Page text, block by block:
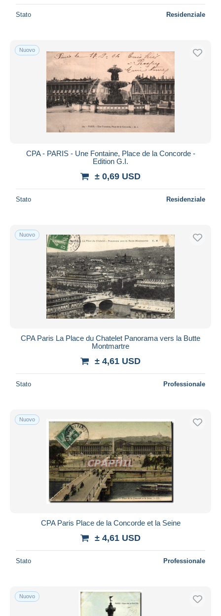
Stato Residenziale
Nuovo
CPA - PARIS - Une Fontaine, Place de la Concorde -
Edition G.I.
± 0,69 USD
Stato Residenziale
Nuovo
CPA Paris La Place du Chatelet Panorama vers la Butte
Montmartre
± 4,61 USD
Stato Professionale
Nuovo
CPA Paris Place de la Concorde et la Seine
± 4,61 USD
Stato Professionale
Nuovo